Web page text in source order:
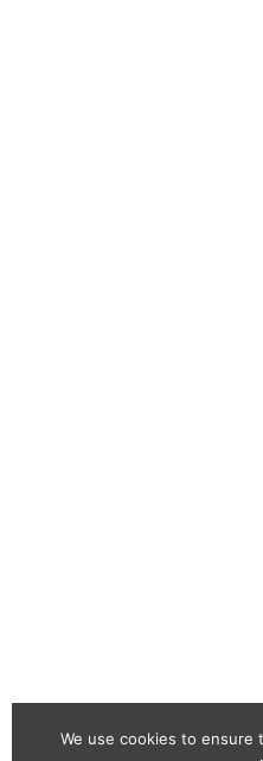
We use cookies to